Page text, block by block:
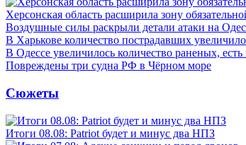
Херсонская область расширила зону
Воздушные силы раскрыли детали атаки на
В Харькове количество пострадавших
В Одессе увеличилось количество раненых,
Повреждены три судна РФ в Чёрном море
Сюжеты
Итоги 08.08: Patriot будет и минус два НПЗ